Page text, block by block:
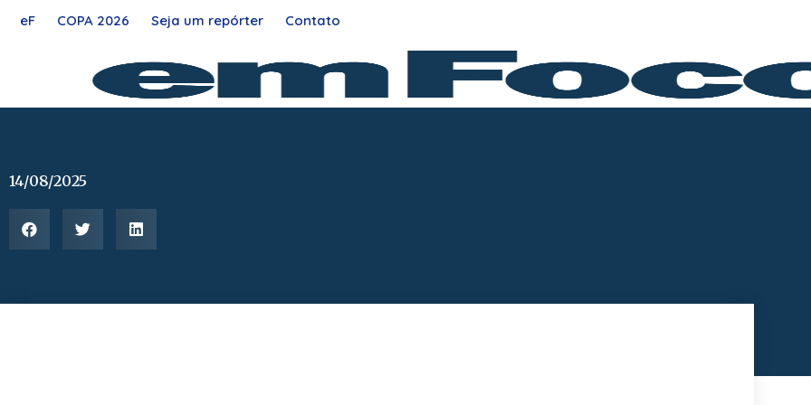
eF COPA 2026 Seja um repórter Contato
14/08/2025